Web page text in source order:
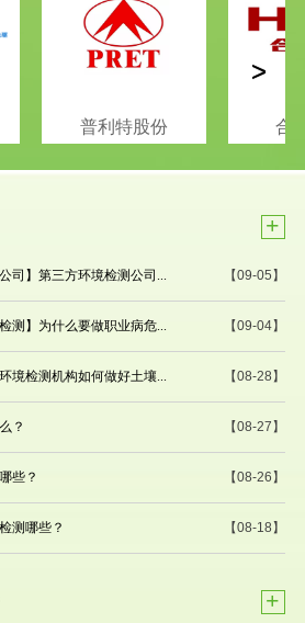
普利特股份 合
>
+
【09-05】
司】第三方环境检测公司...
【09-04】
测】为什么要做职业病危...
【08-28】
境检测机构如何做好土壤...
【08-27】
？
【08-26】
些？
【08-18】
测哪些？
+